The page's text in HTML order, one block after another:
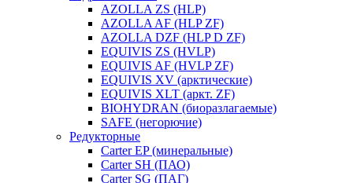
AZOLLA ZS (HLP)
AZOLLA AF (HLP ZF)
AZOLLA DZF (HLP D ZF)
EQUIVIS ZS (HVLP)
EQUIVIS AF (HVLP ZF)
EQUIVIS XV (арктические)
EQUIVIS XLT (аркт. ZF)
BIOHYDRAN (биоразлагаемые)
SAFE (негорючие)
Редукторные
Carter EP (минеральные)
Carter SH (ПАО)
Carter SG (ПАГ)